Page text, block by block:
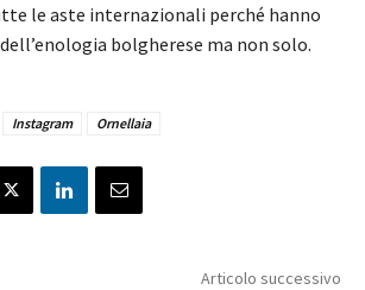
le aste internazionali perché hanno
bolgherese ma non solo.
Instagram Ornellaia
Articolo successivo